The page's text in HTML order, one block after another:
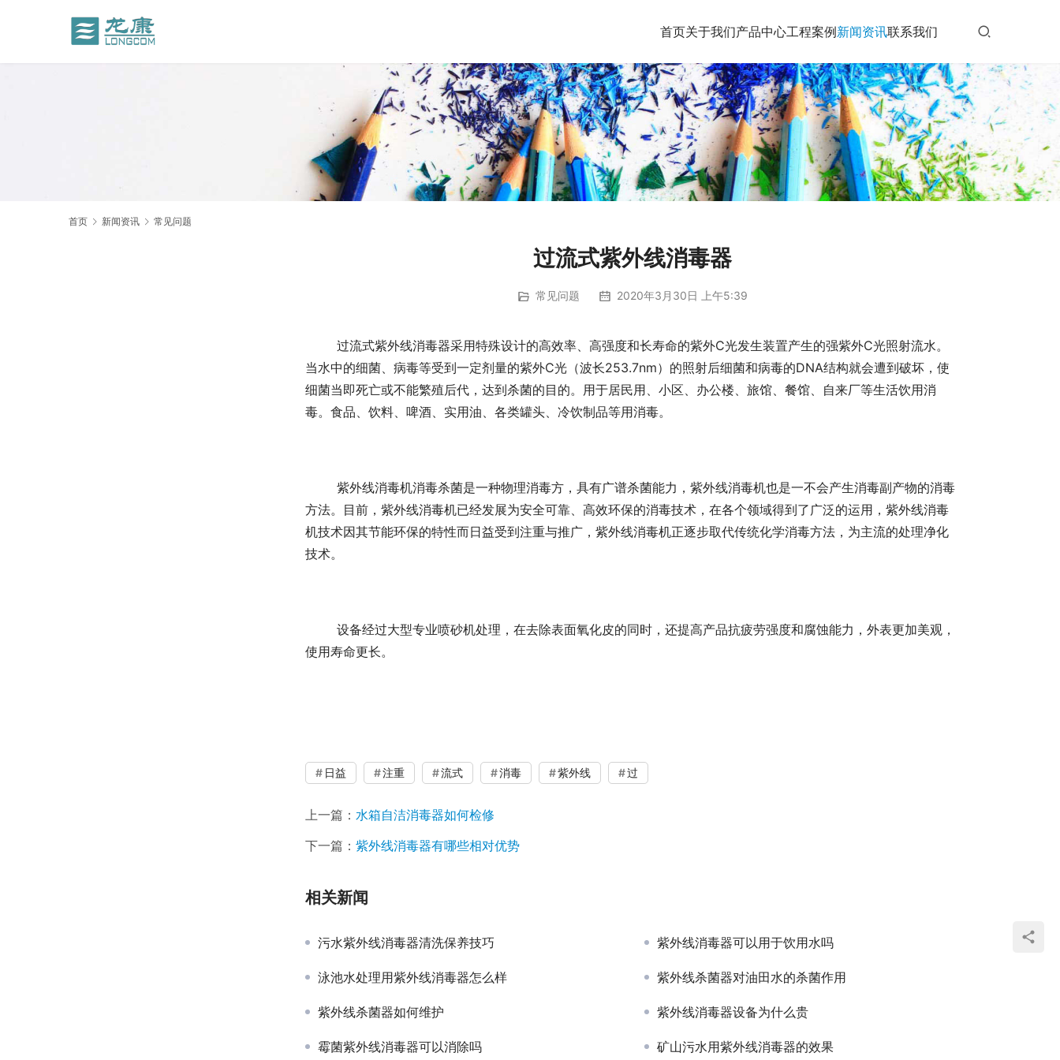
首页关于我们产品中心工程案例新闻资讯联系我们
首页 新闻资讯 常见问题
过流式紫外线消毒器
常见问题 2020年3月30日 上午5:39
过流式紫外线消毒器采用特殊设计的高效率、高强度和长寿命的紫外C光发生装置产生的强紫外C光照射流水。
当水中的细菌、病毒等受到一定剂量的紫外C光（波长253.7nm）的照射后细菌和病毒的DNA结构就会遭到破坏，使
细菌当即死亡或不能繁殖后代，达到杀菌的目的。用于居民用、小区、办公楼、旅馆、餐馆、自来厂等生活饮用消
毒。食品、饮料、啤酒、实用油、各类罐头、冷饮制品等用消毒。
方法。目前，紫外线消毒机已经发展为安全可靠、高效环保的消毒技术，在各个领域得到了广泛的运用，紫外线消毒
机技术因其节能环保的特性而日益受到注重与推广，紫外线消毒机正逐步取代传统化学消毒方法，为主流的处理净化
技术。
使用寿命更长。
日益 注重 流式 消毒 紫外线 过
上一篇： 水箱自洁消毒器如何检修
下一篇： 紫外线消毒器有哪些相对优势
相关新闻
污水紫外线消毒器清洗保养技巧 紫外线消毒器可以用于饮用水吗
泳池水处理用紫外线消毒器怎么样 紫外线杀菌器对油田水的杀菌作用
紫外线杀菌器如何维护 紫外线消毒器设备为什么贵
霉菌紫外线消毒器可以消除吗 矿山污水用紫外线消毒器的效果